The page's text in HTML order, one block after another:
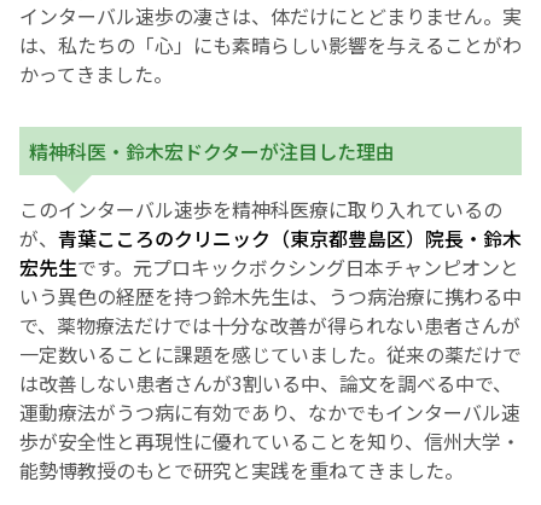
インターバル速歩の凄さは、体だけにとどまりません。実
は、私たちの「心」にも素晴らしい影響を与えることがわ
かってきました。
精神科医・鈴木宏ドクターが注目した理由
このインターバル速歩を精神科医療に取り入れているの
が、 青葉こころのクリニック（東京都豊島区）院長・鈴木
宏先生です。元プロキックボクシング日本チャンピオンと
いう異色の経歴を持つ鈴木先生は、うつ病治療に携わる中
で、薬物療法だけでは十分な改善が得られない患者さんが
一定数いることに課題を感じていました。従来の薬だけで
は改善しない患者さんが3割いる中、論文を調べる中で、
運動療法がうつ病に有効であり、なかでもインターバル速
歩が安全性と再現性に優れていることを知り、信州大学・
能勢博教授のもとで研究と実践を重ねてきました。